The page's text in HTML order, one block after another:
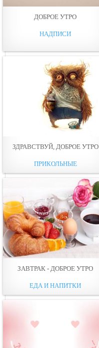
ДОБРОЕ УТРО
НАДПИСИ
ЗДРАВСТВУЙ, ДОБРОЕ УТРО
ПРИКОЛЬНЫЕ
ЗАВТРАК - ДОБРОЕ УТРО
ЕДА И НАПИТКИ